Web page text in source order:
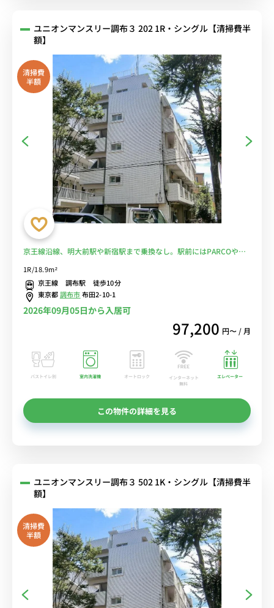
ユニオンマンスリー調布３ 202 1R・シングル【清掃費半
額】
清掃費
半額
京王線沿線、明大前駅や新宿駅まで乗換なし。駅前にはPARCOや西
安レンタル中！
1R/18.9m²
京王線 調布駅 徒歩10分
東京都調布市布田2-10-1
2026年09月05日から入居可
97,200 円〜 / 月
バストイレ別 室内洗濯機 オートロック
インターネット
無料
エレベーター
この物件の詳細を見る
ユニオンマンスリー調布３ 502 1K・シングル【清掃費半
額】
清掃費
半額